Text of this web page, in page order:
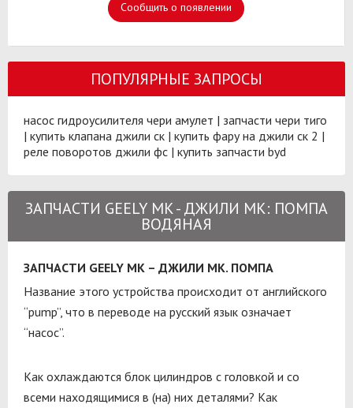
Сообщить о появлении
ПОПУЛЯРНЫЕ ЗАПРОСЫ
насос гидроусилителя чери амулет | запчасти чери тиго
| купить клапана джили ск | купить фару на джили ск 2 |
реле поворотов джили фс | купить запчасти byd
ЗАПЧАСТИ GEELY MK - ДЖИЛИ МК: ПОМПА
ВОДЯНАЯ
ЗАПЧАСТИ GEELY MK – ДЖИЛИ МК. ПОМПА
Название этого устройства происходит от английского
“pump”, что в переводе на русский язык означает
“насос”.
Как охлаждаются блок цилиндров с головкой и со
всеми находящимися в (на) них деталями? Как